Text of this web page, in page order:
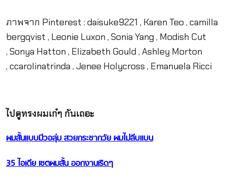
ภาพจาก Pinterest : daisuke9221 , Karen Teo , camilla
bergqvist , Leonie Luxon , Sonia Yang , Modish Cut
, Sonya Hatton , Elizabeth Gould , Ashley Morton
, ccarolinatrinda , Jenee Holycross , Emanuela Ricci
ไปดูทรงผมเก๋ๆ กันเถอะ
ผมสั้นแบบมีวอลุ่ม สวยกระชากวัย ผมไม่ลีบแบน
35 ไอเดีย เซตผมสั้น ออกงานเริดๆ